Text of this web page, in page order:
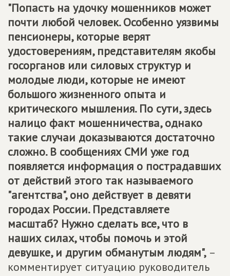
"Попасть на удочку мошенников может
почти любой человек. Особенно уязвимы
пенсионеры, которые верят
удостоверениям, представителям якобы
госорганов или силовых структур и
молодые люди, которые не имеют
большого жизненного опыта и
критического мышления. По сути, здесь
налицо факт мошенничества, однако
такие случаи доказываются достаточно
сложно. В сообщениях СМИ уже год
появляется информация о пострадавших
от действий этого так называемого
"агентства", оно действует в девяти
городах России. Представляете
масштаб? Нужно сделать все, что в
наших силах, чтобы помочь и этой
девушке, и другим обманутым людям", –
комментирует ситуацию руководитель